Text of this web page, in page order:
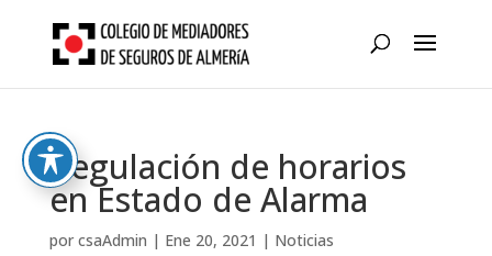
content
Regulación de horarios
en Estado de Alarma
por csaAdmin | Ene 20, 2021 | Noticias